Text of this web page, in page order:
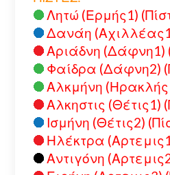
Λητώ (Ερμής1)
Δανάη
Αριάδνη (Δάφνη1)
Φαίδρα (Δάφνη2)
Αλκμήνη
Αλκηστις (Θέτις1)
Ισμήνη (Θέτις2)
Ηλέκτρα
Αντιγόνη